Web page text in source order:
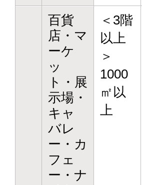
百貨
店・マ
ーケ
ッ
ト・展
示場・
キャ
バレ
ー・カ
フェ
ー・ナ
＜3階
以上
＞
1000
㎡以
上